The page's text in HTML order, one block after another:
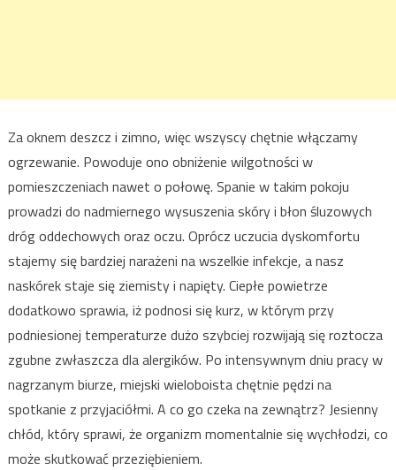
Za oknem deszcz i zimno, więc wszyscy chętnie włączamy
ogrzewanie. Powoduje ono obniżenie wilgotności w
pomieszczeniach nawet o połowę. Spanie w takim pokoju
prowadzi do nadmiernego wysuszenia skóry i błon śluzowych
dróg oddechowych oraz oczu. Oprócz uczucia dyskomfortu
stajemy się bardziej narażeni na wszelkie infekcje, a nasz
naskórek staje się ziemisty i napięty. Ciepłe powietrze
dodatkowo sprawia, iż podnosi się kurz, w którym przy
podniesionej temperaturze dużo szybciej rozwijają się roztocza
zgubne zwłaszcza dla alergików. Po intensywnym dniu pracy w
nagrzanym biurze, miejski wieloboista chętnie pędzi na
spotkanie z przyjaciółmi. A co go czeka na zewnątrz? Jesienny
chłód, który sprawi, że organizm momentalnie się wychłodzi, co
może skutkować przeziębieniem.